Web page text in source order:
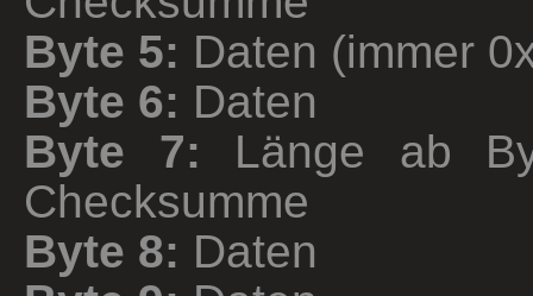
Byte 5: Daten (immer
Byte 6: Daten
Byte 7: Länge ab
Checksumme
Byte 8: Daten